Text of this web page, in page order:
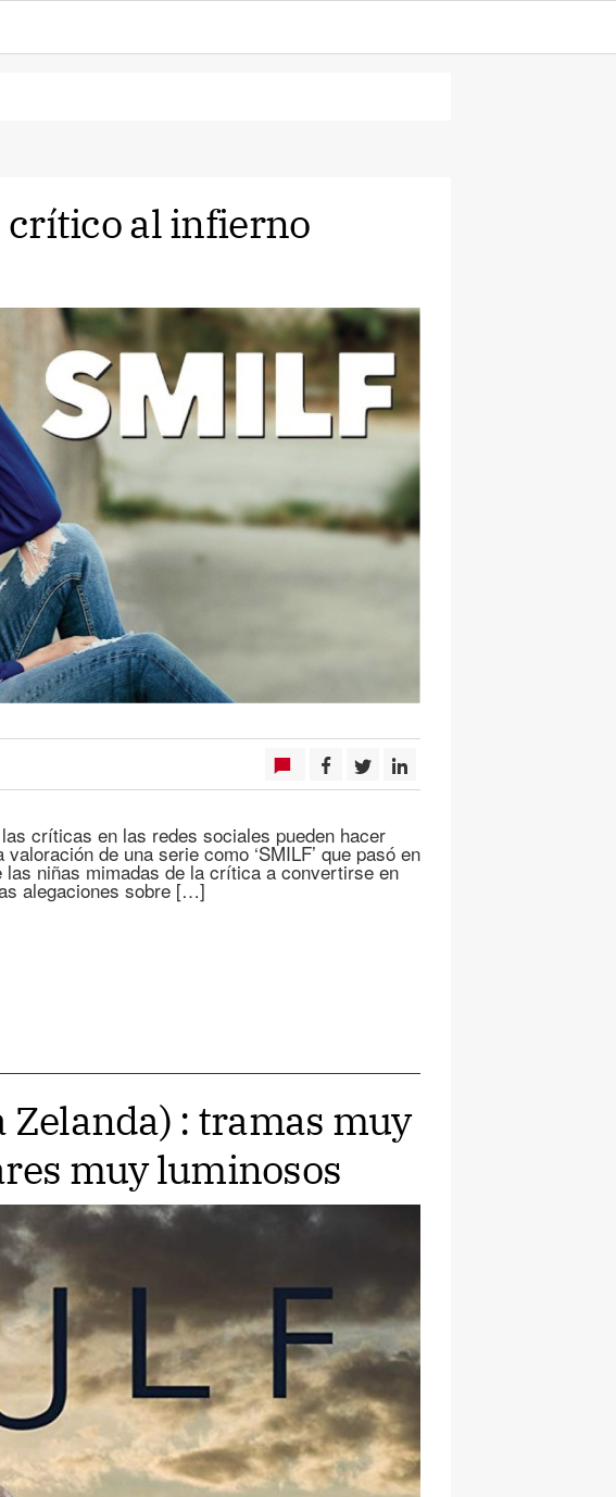
crítico al infierno
críticas en las redes sociales pueden hacer
de una serie como ‘SMILF’ que pasó en
niñas mimadas de la crítica a convertirse en
alegaciones sobre […]
Zelanda) : tramas muy
muy luminosos